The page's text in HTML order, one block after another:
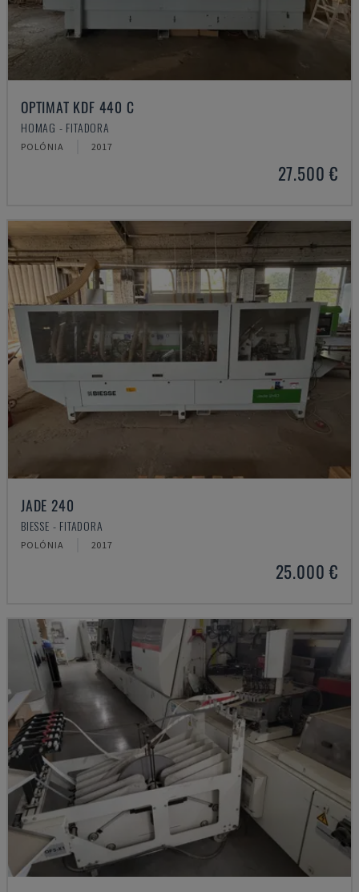
OPTIMAT KDF 440 C
HOMAG - FITADORA
POLÓNIA 2017
27.500 €
JADE 240
BIESSE - FITADORA
POLÓNIA 2017
25.000 €